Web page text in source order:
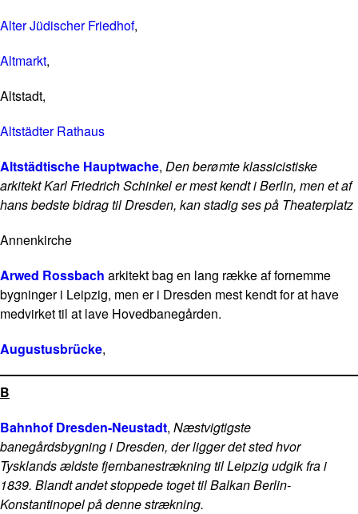
Alter Jüdischer Friedhof,
Altmarkt,
Altstadt,
Altstädter Rathaus
Altstädtische Hauptwache, Den berømte klassicistiske
arkitekt Karl Friedrich Schinkel er mest kendt i Berlin, men et af
hans bedste bidrag til Dresden, kan stadig ses på Theaterplatz
Annenkirche
Arwed Rossbach arkitekt bag en lang række af fornemme
bygninger i Leipzig, men er i Dresden mest kendt for at have
medvirket til at lave Hovedbanegården.
Augustusbrücke,
B
Bahnhof Dresden-Neustadt, Næstvigtigste
banegårdsbygning i Dresden, der ligger det sted hvor
Tysklands ældste fjernbanestrækning til Leipzig udgik fra i
1839. Blandt andet stoppede toget til Balkan Berlin-
Konstantinopel på denne strækning.